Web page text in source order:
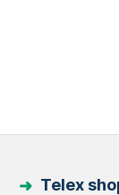
Telex